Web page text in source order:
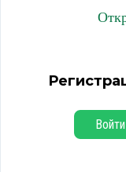
Войти